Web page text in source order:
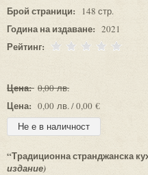
Брой страници: 148 стр.
Година на издаване: 2021
Рейтинг:
Цена: 0,00 лв.
Цена: 0,00 лв. / 0,00 €
“Традиционна странджанска
издание)